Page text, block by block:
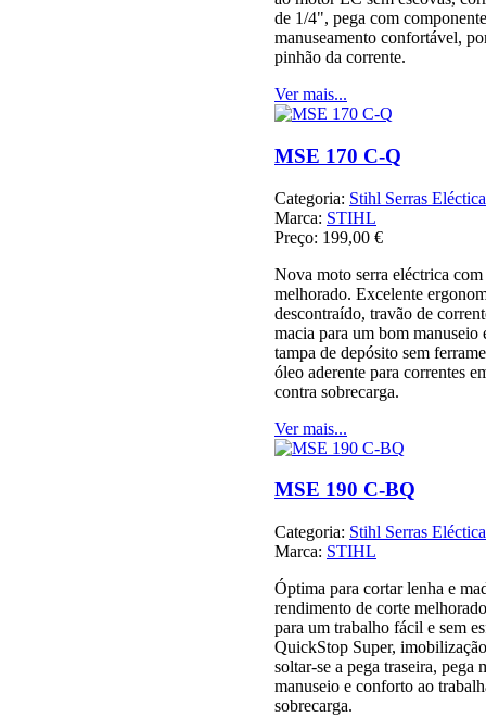
de 1/4", pega com
manuseamento confortável,
pinhão da corrente.
Ver mais...
MSE 170 C-Q
Categoria: Stihl Serras
Marca: STIHL
Preço: 199,00 €
Nova moto serra eléctrica
melhorado. Excelente
descontraído, travão de
macia para um bom manuseio
tampa de depósito sem
óleo aderente para correntes
contra sobrecarga.
Ver mais...
MSE 190 C-BQ
Categoria: Stihl Serras
Marca: STIHL
Óptima para cortar lenha e
rendimento de corte
para um trabalho fácil e sem
QuickStop Super,
soltar-se a pega traseira, pega
manuseio e conforto ao
sobrecarga.